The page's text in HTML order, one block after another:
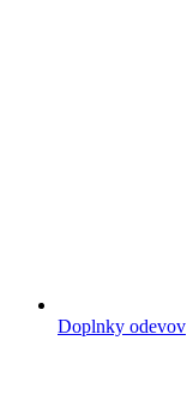
Doplnky odevov